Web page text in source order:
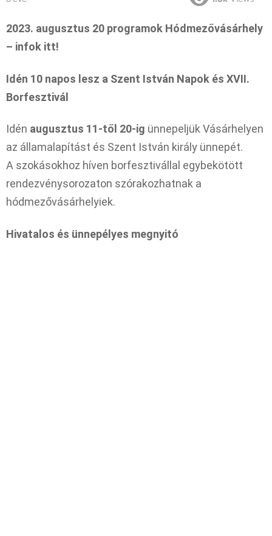
2023. augusztus 20 programok Hódmezővásárhely
– infok itt!
Idén 10 napos lesz a Szent István Napok és XVII.
Borfesztivál
Idén augusztus 11-től 20-ig ünnepeljük Vásárhelyen
az államalapítást és Szent István király ünnepét.
A szokásokhoz híven borfesztivállal egybekötött
rendezvénysorozaton szórakozhatnak a
hódmezővásárhelyiek.
Hivatalos és ünnepélyes megnyitó